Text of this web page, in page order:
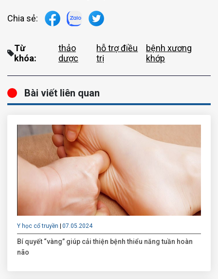
Chia sẻ:
Từ
khóa:
thảo
dược
hỗ trợ điều
trị
bệnh xương
khớp
Bài viết liên quan
Y học cổ truyền 07.05.2024
Bí quyết “vàng” giúp cải thiện bệnh thiểu năng tuần hoàn
não